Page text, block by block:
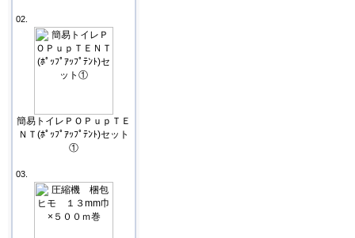
02.
簡易トイレＰＯＰｕｐＴＥ
ＮＴ(ﾎﾟｯﾌﾟｱｯﾌﾟﾃﾝﾄ)セット
①
03.